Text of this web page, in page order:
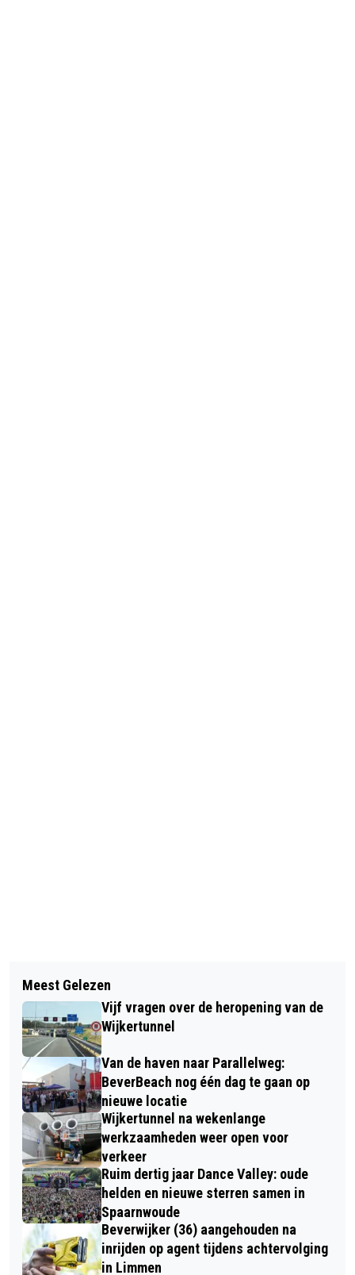
OPEN HAARD….IS ZORG WAARD
COLUMN VAN DE DAG: CAT STEVENS
MET NIEUW ALBUM NA 39 JAAR WEER
HELEMAAL TERUG ALS ‘CAT
STEVENS’
Meest Gelezen
Vijf vragen over de heropening van de
Wijkertunnel
Van de haven naar Parallelweg:
BeverBeach nog één dag te gaan op
nieuwe locatie
Wijkertunnel na wekenlange
werkzaamheden weer open voor
verkeer
Ruim dertig jaar Dance Valley: oude
helden en nieuwe sterren samen in
Spaarnwoude
Beverwijker (36) aangehouden na
inrijden op agent tijdens achtervolging
in Limmen